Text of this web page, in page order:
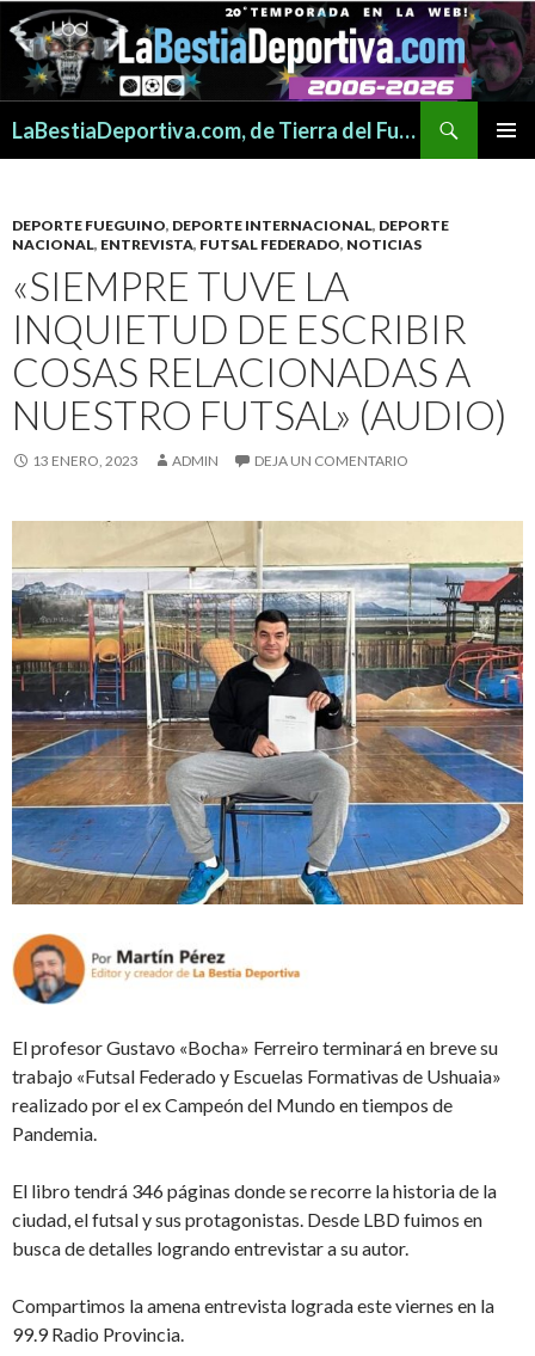
LaBestiaDeportiva.com, de Tierra del Fuego para todo el mundo
DEPORTE FUEGUINO, DEPORTE INTERNACIONAL, DEPORTE
NACIONAL, ENTREVISTA, FUTSAL FEDERADO, NOTICIAS
«SIEMPRE TUVE LA
INQUIETUD DE ESCRIBIR
COSAS RELACIONADAS A
NUESTRO FUTSAL» (AUDIO)
13 ENERO, 2023 ADMIN DEJA UN COMENTARIO
El profesor Gustavo «Bocha» Ferreiro terminará en breve su
trabajo «Futsal Federado y Escuelas Formativas de Ushuaia»
realizado por el ex Campeón del Mundo en tiempos de
Pandemia.
El libro tendrá 346 páginas donde se recorre la historia de la
ciudad, el futsal y sus protagonistas. Desde LBD fuimos en
busca de detalles logrando entrevistar a su autor.
Compartimos la amena entrevista lograda este viernes en la
99.9 Radio Provincia.